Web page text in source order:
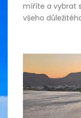
míříte a vybrat
všeho